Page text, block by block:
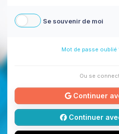
Se souvenir de moi
Mot de passe oublié
Ou se
Continuer
Continuer